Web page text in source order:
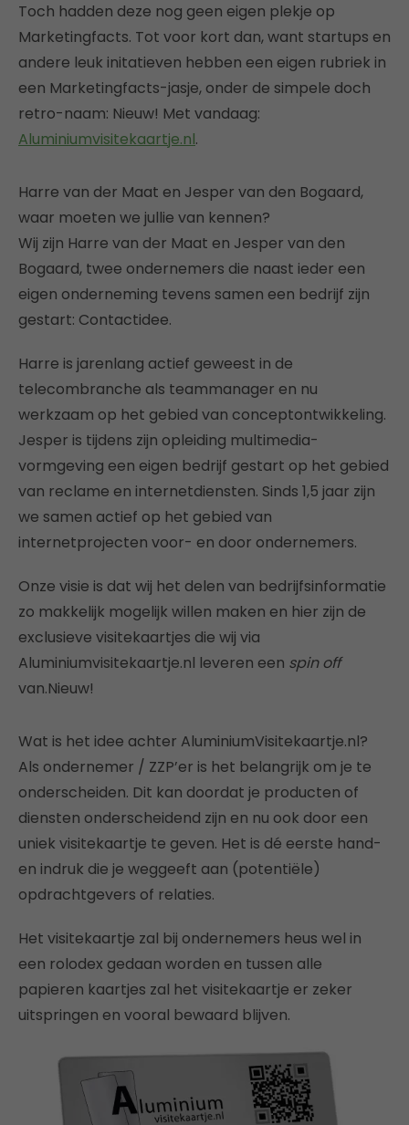
Toch hadden deze nog geen eigen plekje op
Marketingfacts. Tot voor kort dan, want startups en
andere leuk initatieven hebben een eigen rubriek in
een Marketingfacts-jasje, onder de simpele doch
retro-naam: Nieuw! Met vandaag:
Aluminiumvisitekaartje.nl.
Harre van der Maat en Jesper van den Bogaard,
waar moeten we jullie van kennen?
Wij zijn Harre van der Maat en Jesper van den
Bogaard, twee ondernemers die naast ieder een
eigen onderneming tevens samen een bedrijf zijn
gestart: Contactidee.
Harre is jarenlang actief geweest in de
telecombranche als teammanager en nu
werkzaam op het gebied van conceptontwikkeling.
Jesper is tijdens zijn opleiding multimedia-
vormgeving een eigen bedrijf gestart op het gebied
van reclame en internetdiensten. Sinds 1,5 jaar zijn
we samen actief op het gebied van
internetprojecten voor- en door ondernemers.
Onze visie is dat wij het delen van bedrijfsinformatie
zo makkelijk mogelijk willen maken en hier zijn de
exclusieve visitekaartjes die wij via
Aluminiumvisitekaartje.nl leveren een spin off
van.Nieuw!
Wat is het idee achter AluminiumVisitekaartje.nl?
Als ondernemer / ZZP’er is het belangrijk om je te
onderscheiden. Dit kan doordat je producten of
diensten onderscheidend zijn en nu ook door een
uniek visitekaartje te geven. Het is dé eerste hand-
en indruk die je weggeeft aan (potentiële)
opdrachtgevers of relaties.
Het visitekaartje zal bij ondernemers heus wel in
een rolodex gedaan worden en tussen alle
papieren kaartjes zal het visitekaartje er zeker
uitspringen en vooral bewaard blijven.